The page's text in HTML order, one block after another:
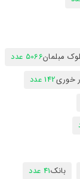
مبلمان5066 عدد
خوری142 عدد
بانک41 عدد